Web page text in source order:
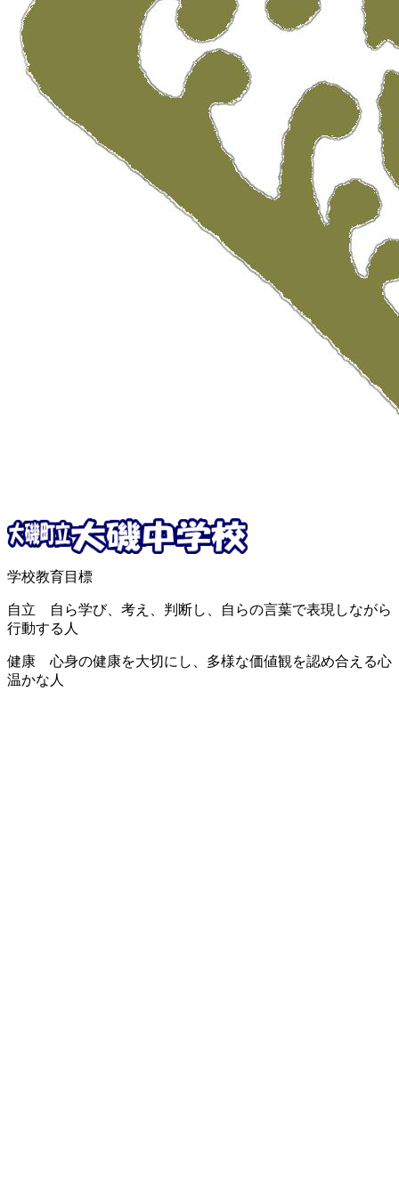
学校教育目標
自立 自ら学び、考え、判断し、自らの言葉で表現しながら
行動する人
健康 心身の健康を大切にし、多様な価値観を認め合える心
温かな人